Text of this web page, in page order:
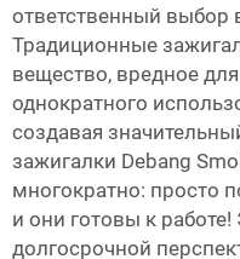
ответственный выбор
Традиционные
вещество, вредное
однократного
создавая
зажигалки Debang
многократно: просто
и они готовы к
долгосрочной